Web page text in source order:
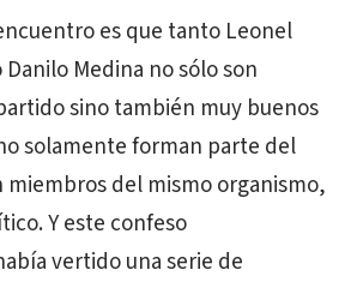
es que tanto Leonel
Medina no sólo son
sino también muy buenos
solamente forman parte del
miembros del mismo organismo,
Y este confeso
vertido una serie de